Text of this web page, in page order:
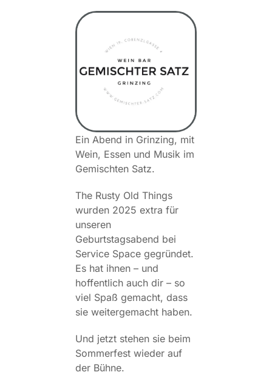
Ein Abend in Grinzing, mit
Wein, Essen und Musik im
Gemischten Satz.
The Rusty Old Things
wurden 2025 extra für
unseren
Geburtstagsabend bei
Service Space gegründet.
Es hat ihnen – und
hoffentlich auch dir – so
viel Spaß gemacht, dass
sie weitergemacht haben.
Und jetzt stehen sie beim
Sommerfest wieder auf
der Bühne.